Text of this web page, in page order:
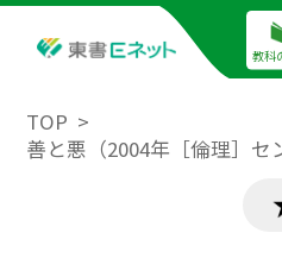
教科
TOP
善と悪（2004年［倫理］セ